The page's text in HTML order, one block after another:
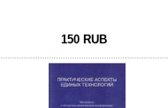
150 RUB